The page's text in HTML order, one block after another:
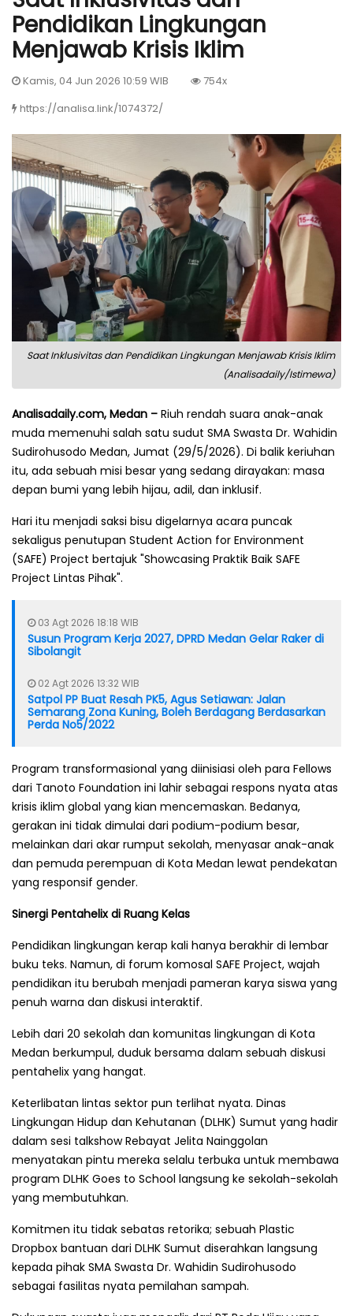
Pendidikan Lingkungan
Menjawab Krisis Iklim
Kamis, 04 Jun 2026 10:59 WIB
754x
https://analisa.link/1074372/
Saat Inklusivitas dan Pendidikan Lingkungan Menjawab Krisis Iklim
(Analisadaily/Istimewa)
Analisadaily.com, Medan – Riuh rendah suara anak-anak
muda memenuhi salah satu sudut SMA Swasta Dr. Wahidin
Sudirohusodo Medan, Jumat (29/5/2026). Di balik keriuhan
itu, ada sebuah misi besar yang sedang dirayakan: masa
depan bumi yang lebih hijau, adil, dan inklusif.
Hari itu menjadi saksi bisu digelarnya acara puncak
sekaligus penutupan Student Action for Environment
(SAFE) Project bertajuk "Showcasing Praktik Baik SAFE
Project Lintas Pihak".
03 Agt 2026 18:18 WIB
Susun Program Kerja 2027, DPRD Medan Gelar Raker di
Sibolangit
02 Agt 2026 13:32 WIB
Satpol PP Buat Resah PK5, Agus Setiawan: Jalan
Semarang Zona Kuning, Boleh Berdagang Berdasarkan
Perda No5/2022
Program transformasional yang diinisiasi oleh para Fellows
dari Tanoto Foundation ini lahir sebagai respons nyata atas
krisis iklim global yang kian mencemaskan. Bedanya,
gerakan ini tidak dimulai dari podium-podium besar,
melainkan dari akar rumput sekolah, menyasar anak-anak
dan pemuda perempuan di Kota Medan lewat pendekatan
yang responsif gender.
Sinergi Pentahelix di Ruang Kelas
Pendidikan lingkungan kerap kali hanya berakhir di lembar
buku teks. Namun, di forum komosal SAFE Project, wajah
pendidikan itu berubah menjadi pameran karya siswa yang
penuh warna dan diskusi interaktif.
Lebih dari 20 sekolah dan komunitas lingkungan di Kota
Medan berkumpul, duduk bersama dalam sebuah diskusi
pentahelix yang hangat.
Keterlibatan lintas sektor pun terlihat nyata. Dinas
Lingkungan Hidup dan Kehutanan (DLHK) Sumut yang hadir
dalam sesi talkshow Rebayat Jelita Nainggolan
menyatakan pintu mereka selalu terbuka untuk membawa
program DLHK Goes to School langsung ke sekolah-sekolah
yang membutuhkan.
Komitmen itu tidak sebatas retorika; sebuah Plastic
Dropbox bantuan dari DLHK Sumut diserahkan langsung
kepada pihak SMA Swasta Dr. Wahidin Sudirohusodo
sebagai fasilitas nyata pemilahan sampah.